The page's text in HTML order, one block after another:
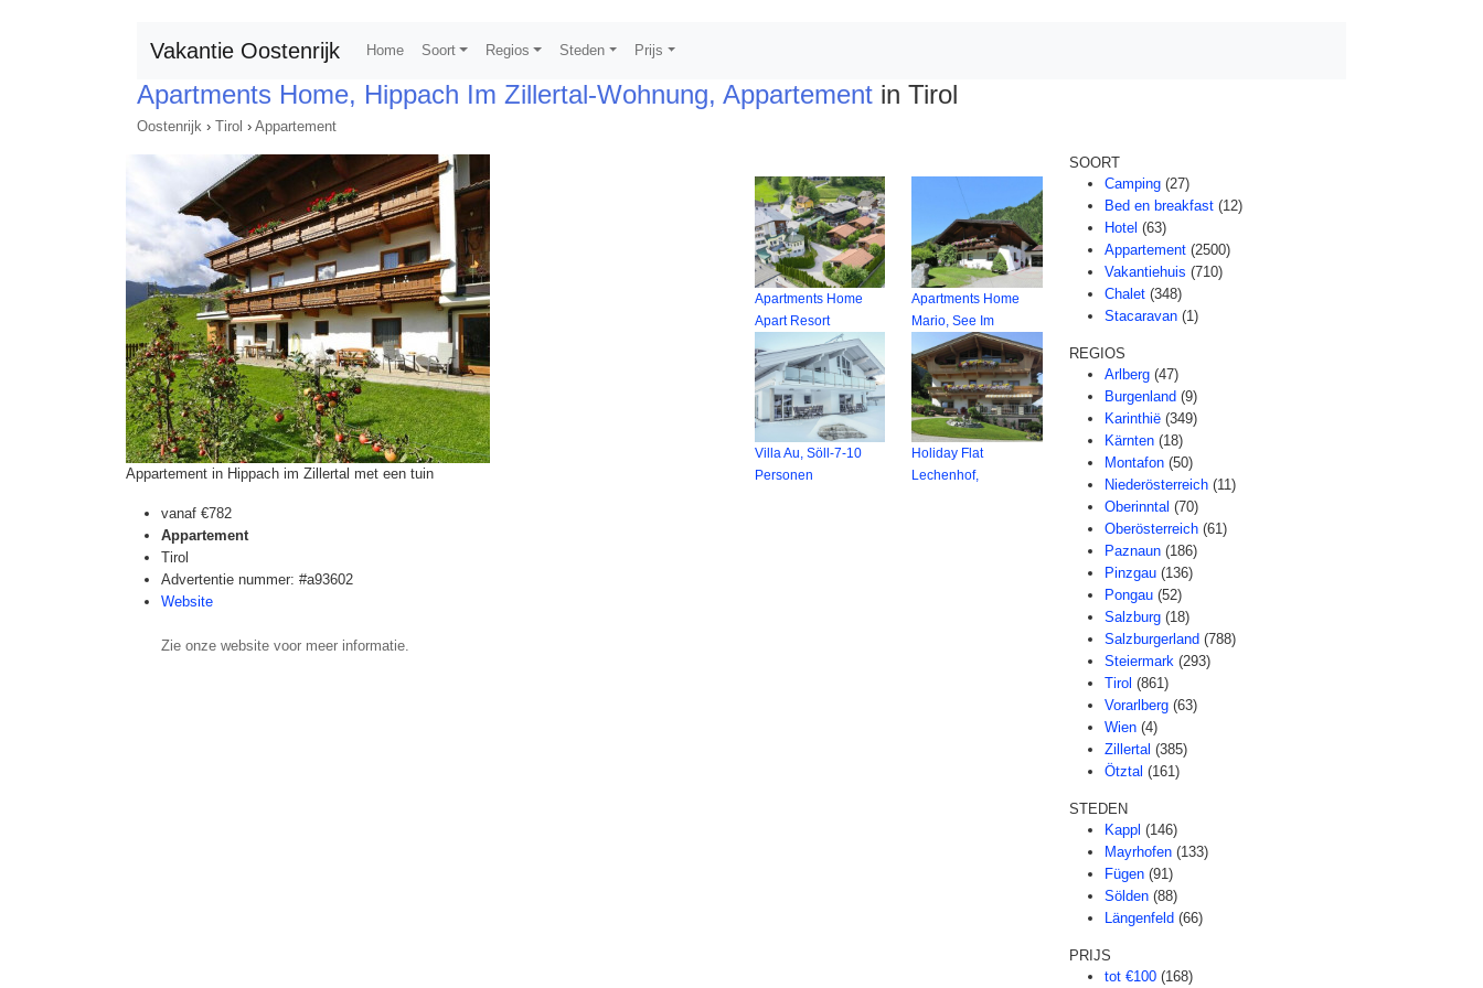
Vakantie Oostenrijk Home Soort Regios Steden Prijs
Apartments Home, Hippach Im Zillertal-Wohnung, Appartement in Tirol
Oostenrijk › Tirol › Appartement
Appartement in Hippach im Zillertal met een tuin
vanaf €782
Appartement
Tirol
Advertentie nummer: #a93602
Website
Zie onze website voor meer informatie.
Apartments Home
Apart Resort
Apartments Home
Mario, See Im
Villa Au, Söll-7-10
Personen
Holiday Flat
Lechenhof,
SOORT
Camping (27)
Bed en breakfast (12)
Hotel (63)
Appartement (2500)
Vakantiehuis (710)
Chalet (348)
Stacaravan (1)
REGIOS
Arlberg (47)
Burgenland (9)
Karinthië (349)
Kärnten (18)
Montafon (50)
Niederösterreich (11)
Oberinntal (70)
Oberösterreich (61)
Paznaun (186)
Pinzgau (136)
Pongau (52)
Salzburg (18)
Salzburgerland (788)
Steiermark (293)
Tirol (861)
Vorarlberg (63)
Wien (4)
Zillertal (385)
Ötztal (161)
STEDEN
Kappl (146)
Mayrhofen (133)
Fügen (91)
Sölden (88)
Längenfeld (66)
PRIJS
tot €100 (168)